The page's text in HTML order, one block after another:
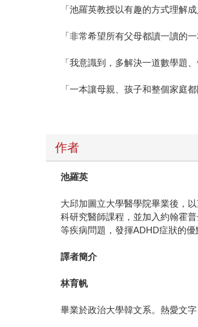
「池羅英教授以有趣的方式理解
「非常希望所有父母都讀一讀的
「我意識到，多解決一道數學題
「一本讓母親、孩子和整個家庭
作者
池羅英
大邱加圖立大學醫學院畢業後，
科研究醫師課程，並加入約翰霍
等疾病問題，發揮ADHD症狀的優
譯者簡介
林育帆
畢業於政治大學韓文系。熱愛文